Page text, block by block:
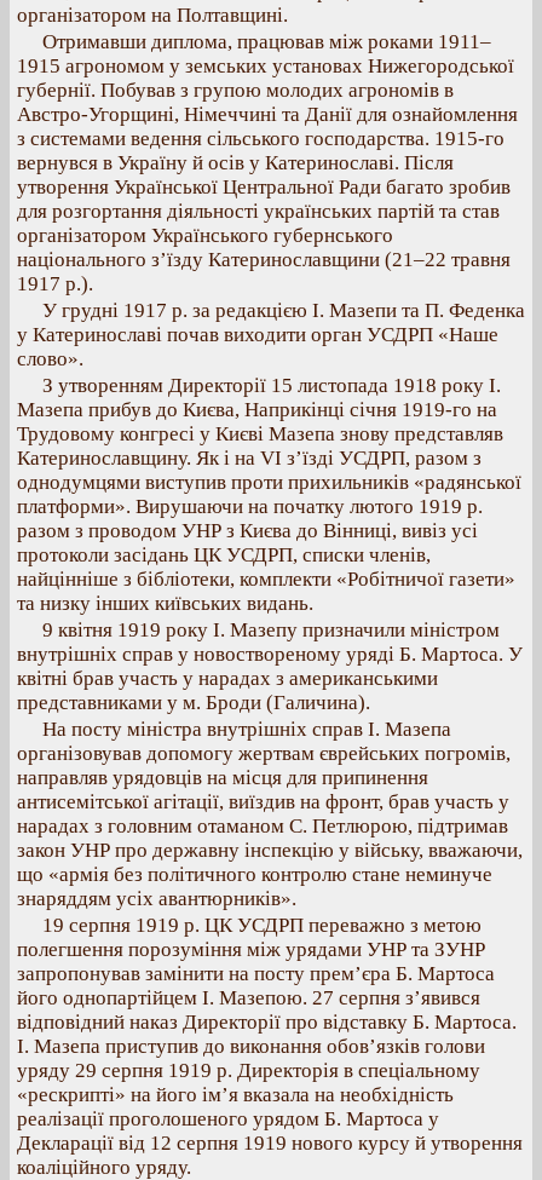
організатором на Полтавщині.
Отримавши диплома, працював між роками 1911–
1915 агрономом у земських установах Нижегородської
губернії. Побував з групою молодих агрономів в
Австро-Угорщині, Німеччині та Данії для ознайомлення
з системами ведення сільського господарства. 1915-го
вернувся в Україну й осів у Катеринославі. Після
утворення Української Центральної Ради багато зробив
для розгортання діяльності українських партій та став
організатором Українського губернського
національного з’їзду Катеринославщини (21–22 травня
1917 р.).
У грудні 1917 р. за редакцією І. Мазепи та П. Феденка
у Катеринославі почав виходити орган УСДРП «Наше
слово».
З утворенням Директорії 15 листопада 1918 року І.
Мазепа прибув до Києва, Наприкінці січня 1919-го на
Трудовому конгресі у Києві Мазепа знову представляв
Катеринославщину. Як і на VI з’їзді УСДРП, разом з
однодумцями виступив проти прихильників «радянської
платформи». Вирушаючи на початку лютого 1919 р.
разом з проводом УНР з Києва до Вінниці, вивіз усі
протоколи засідань ЦК УСДРП, списки членів,
найцінніше з бібліотеки, комплекти «Робітничої газети»
та низку інших київських видань.
9 квітня 1919 року І. Мазепу призначили міністром
внутрішніх справ у новоствореному уряді Б. Мартоса. У
квітні брав участь у нарадах з американськими
представниками у м. Броди (Галичина).
На посту міністра внутрішніх справ І. Мазепа
організовував допомогу жертвам єврейських погромів,
направляв урядовців на місця для припинення
антисемітської агітації, виїздив на фронт, брав участь у
нарадах з головним отаманом С. Петлюрою, підтримав
закон УНР про державну інспекцію у війську, вважаючи,
що «армія без політичного контролю стане неминуче
знаряддям усіх авантюрників».
19 серпня 1919 р. ЦК УСДРП переважно з метою
полегшення порозуміння між урядами УНР та ЗУНР
запропонував замінити на посту прем’єра Б. Мартоса
його однопартійцем І. Мазепою. 27 серпня з’явився
відповідний наказ Директорії про відставку Б. Мартоса.
І. Мазепа приступив до виконання обов’язків голови
уряду 29 серпня 1919 р. Директорія в спеціальному
«рескрипті» на його ім’я вказала на необхідність
реалізації проголошеного урядом Б. Мартоса у
Декларації від 12 серпня 1919 нового курсу й утворення
коаліційного уряду.